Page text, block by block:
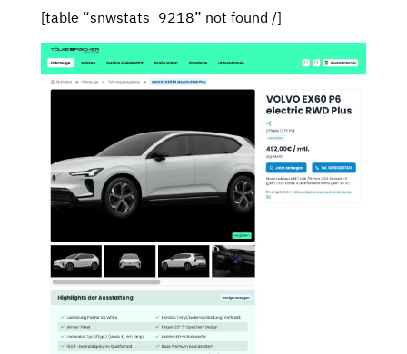
[table “snwstats_9218” not found /]